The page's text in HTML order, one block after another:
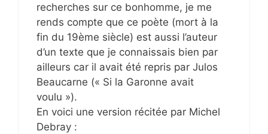
recherches sur ce bonhomme, je me
rends compte que ce poète (mort à la
fin du 19ème siècle) est aussi l’auteur
d’un texte que je connaissais bien par
ailleurs car il avait été repris par Julos
Beaucarne (« Si la Garonne avait
voulu »).
En voici une version récitée par Michel
Debray :